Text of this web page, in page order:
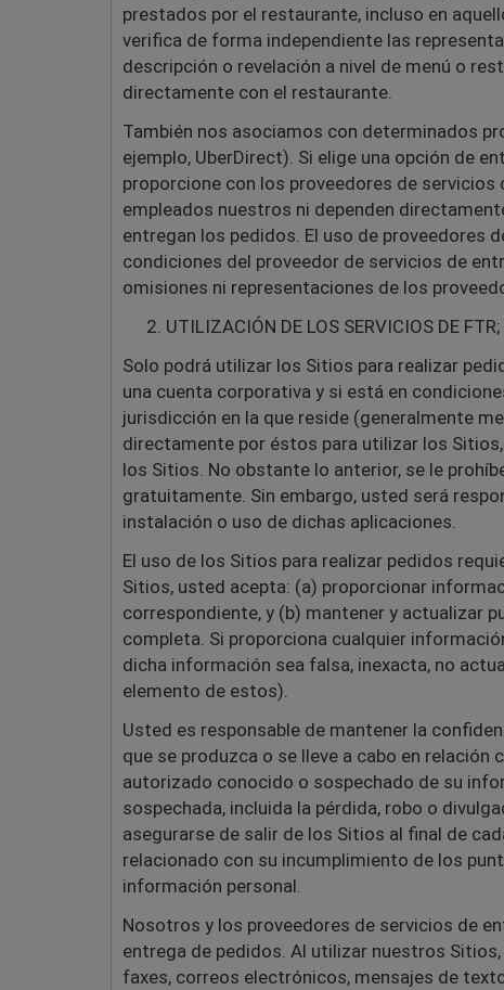
prestados por el restaurante, incluso en
verifica de forma independiente las
descripción o revelación a nivel de menú o
directamente con el restaurante.
También nos asociamos con determinados
ejemplo, UberDirect). Si elige una opción de
proporcione con los proveedores de
empleados nuestros ni dependen
entregan los pedidos. El uso de proveedores
condiciones del proveedor de servicios de
omisiones ni representaciones de los
UTILIZACIÓN DE LOS SERVICIOS DE
Solo podrá utilizar los Sitios para realizar
una cuenta corporativa y si está en
jurisdicción en la que reside (generalmente
directamente por éstos para utilizar los
los Sitios. No obstante lo anterior, se le
gratuitamente. Sin embargo, usted será
instalación o uso de dichas aplicaciones.
El uso de los Sitios para realizar pedidos
Sitios, usted acepta: (a) proporcionar
correspondiente, y (b) mantener y actualizar
completa. Si proporciona cualquier
dicha información sea falsa, inexacta, no
elemento de estos).
Usted es responsable de mantener la
que se produzca o se lleve a cabo en
autorizado conocido o sospechado de su
sospechada, incluida la pérdida, robo o
asegurarse de salir de los Sitios al final de
relacionado con su incumplimiento de los
información personal.
Nosotros y los proveedores de servicios de
entrega de pedidos. Al utilizar nuestros
faxes, correos electrónicos, mensajes de